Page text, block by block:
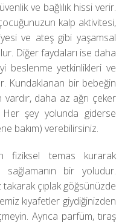
ve bağlılık hissi verir.
kalp aktivitesi,
ve ateş gibi yaşamsal
Diğer faydaları ise daha
beslenme yetkinlikleri ve
Kundaklanan bir bebeğin
daha az ağrı çeker
şey yolunda giderse
bakım) verebilirsiniz.
fiziksel temas kurarak
sağlamanın bir yoludur.
çıplak göğsünüzde
kıyafetler giydiğinizden
Ayrıca parfüm, tıraş